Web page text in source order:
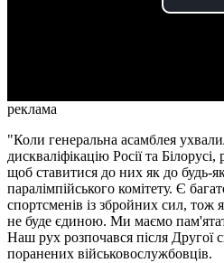
реклама
"Коли генеральна асамблея
дискваліфікацію Росії та
щоб ставитися до них як до будь-
паралімпійського комітету. Є
спортсменів із збройних сил, тож
не буде єдиною. Ми маємо
Наш рух розпочався після Другої
поранених військовослужбовців.